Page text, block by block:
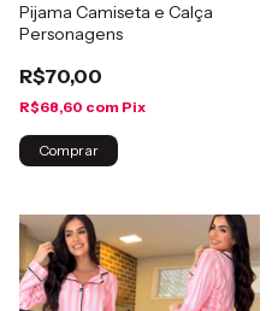
Pijama Camiseta e Calça
Personagens
R$70,00
R$68,60 com Pix
Comprar